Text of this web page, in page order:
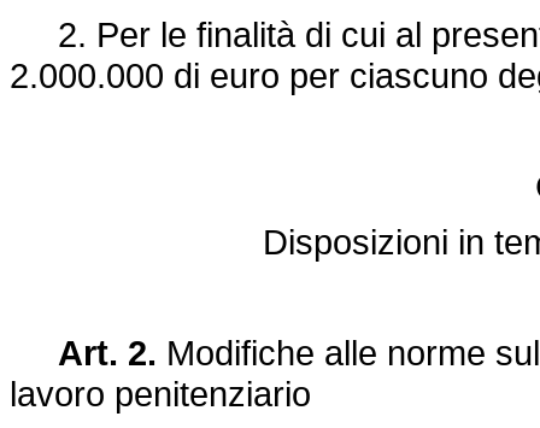
2. Per le finalità di cui al
2.000.000 di euro per ciascuno
Disposizioni in
Art. 2. Modifiche alle norme
lavoro penitenziario